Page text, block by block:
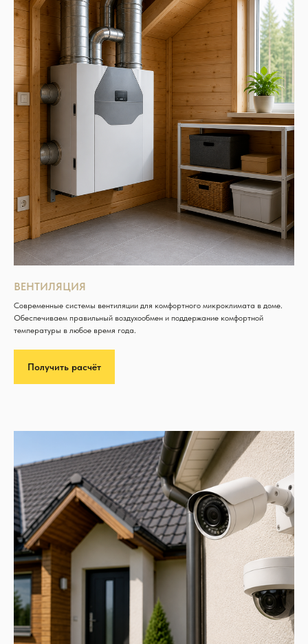
ВЕНТИЛЯЦИЯ
Современные системы вентиляции для комфортного микроклимата в доме.
Обеспечиваем правильный воздухообмен и поддержание комфортной
температуры в любое время года.
Получить расчёт